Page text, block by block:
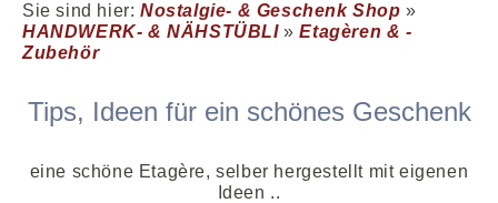
Sie sind hier: Nostalgie- & Geschenk Shop »
HANDWERK- & NÄHSTÜBLI»Etagèren & -
Zubehör
Tips, Ideen für ein schönes Geschenk
eine schöne Etagère, selber hergestellt mit eigenen
Ideen ..